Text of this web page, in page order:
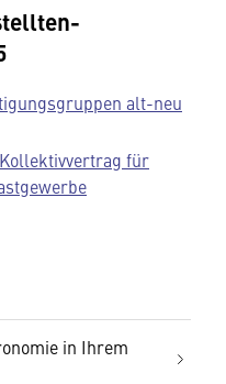
alt-neu
für
in Ihrem